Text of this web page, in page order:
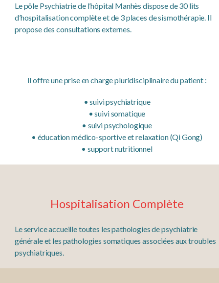
Le pôle Psychiatrie de l’hôpital Manhès dispose de 30 lits
d’hospitalisation complète et de 3 places de sismothérapie. Il
propose des consultations externes.
Il offre une prise en charge pluridisciplinaire du patient :
• suivi psychiatrique
• suivi somatique
• suivi psychologique
• éducation médico-sportive et relaxation (Qi Gong)
• support nutritionnel
Hospitalisation Complète
Le service accueille toutes les pathologies de psychiatrie
générale et les pathologies somatiques associées aux troubles
psychiatriques.